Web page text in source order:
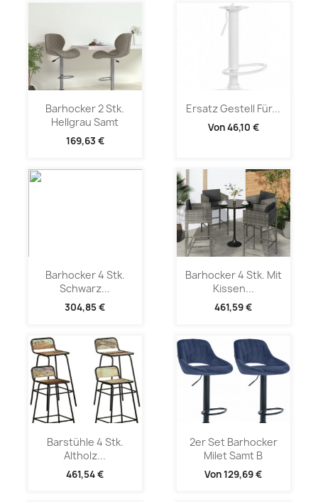
Barhocker 2 Stk.
Hellgrau Samt
169,63 €
Ersatz Gestell Für...
Von46,10 €
Barhocker 4 Stk.
Schwarz...
304,85 €
Barhocker 4 Stk. Mit
Kissen...
461,59 €
Barstühle 4 Stk.
Altholz...
461,54 €
2er Set Barhocker
Milet Samt B
Von129,69 €